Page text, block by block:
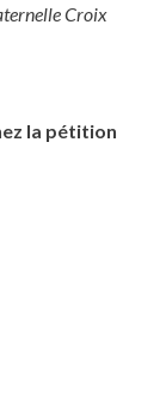
Croix
la pétition